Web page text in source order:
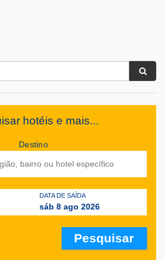
hotéis e mais...
Destino
DATA DE SAÍDA
sáb 8 ago 2026